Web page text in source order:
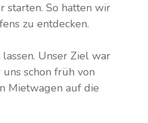
starten. So hatten wir
zu entdecken.
Unser Ziel war
schon früh von
Mietwagen auf die